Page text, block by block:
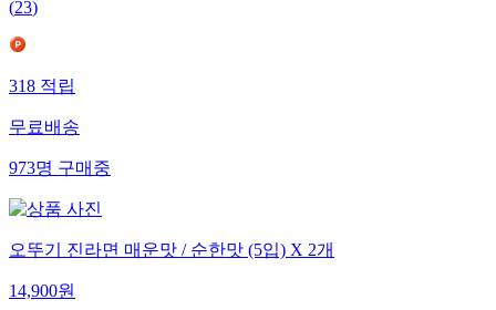
(23)
318적립
무료배송
973명구매중
오뚜기 진라면 매운맛 / 순한맛 (5입) X 2개
14,900원